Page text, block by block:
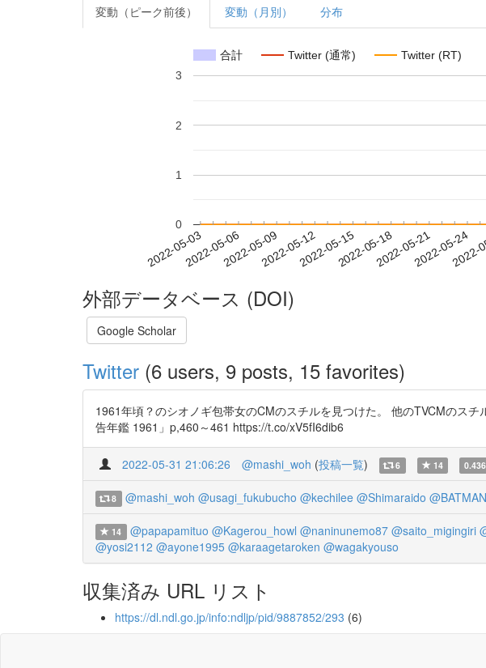
変動（ピーク前後） 変動（月別） 分布
合計 Twitter (通常) Twitter (RT)
2022-05-032022-05-062022-05-092022-05-122022-05-152022-05-182022-05-212022-05-24
0
1
2
3
外部データベース (DOI)
Google Scholar
Twitter (6 users, 9 posts, 15 favorites)
1961年頃？のシオノギ包帯女のCMのスチルを見つけた。 他のTVCMのス
告年鑑 1961」p,460～461 https://t.co/xV5fI6dib6
2022-05-31 21:06:26 @mashi_woh (投稿一覧) 6 14 0.436
8 @mashi_woh @usagi_fukubucho @kechilee @Shimaraido
14 @papapamituo @Kagerou_howl @naninunemo87 @saito_migingiri
@yosi2112 @ayone1995 @karaagetaroken @wagakyouso
収集済み URL リスト
https://dl.ndl.go.jp/info:ndljp/pid/9887852/293 (6)